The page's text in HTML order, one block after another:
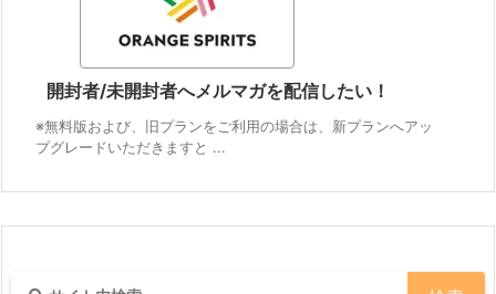
開封者/未開封者へメルマガを配信したい！
※無料版および、旧プランをご利用の場合は、新プランへアッ
プグレードいただきますと ...